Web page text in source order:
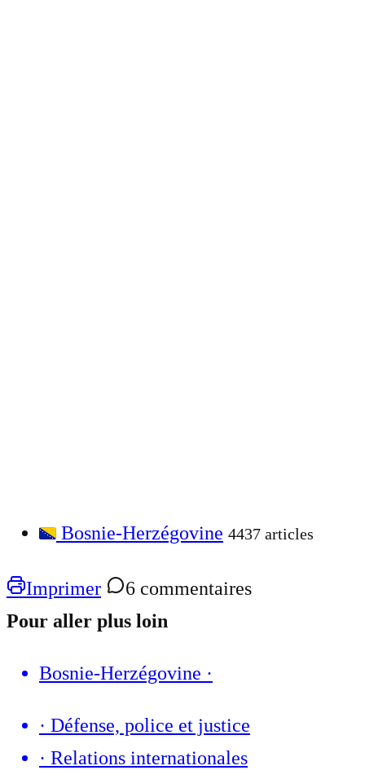
Bosnie-Herzégovine 4437 articles
Imprimer
6 commentaires
Pour aller plus loin
Bosnie-Herzégovine ·
· Défense, police et justice
· Relations internationales